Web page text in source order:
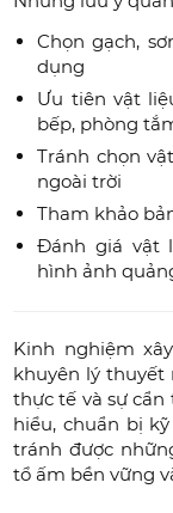
Chọn gạch,
dụng
Ưu tiên vật
bếp, phòng
Tránh chọn
ngoài trời
Tham khảo
Đánh giá vật
hình ảnh
Kinh nghiệm
khuyên lý thuyết
thực tế và sự
hiểu, chuẩn bị
tránh được
tổ ấm bền vững